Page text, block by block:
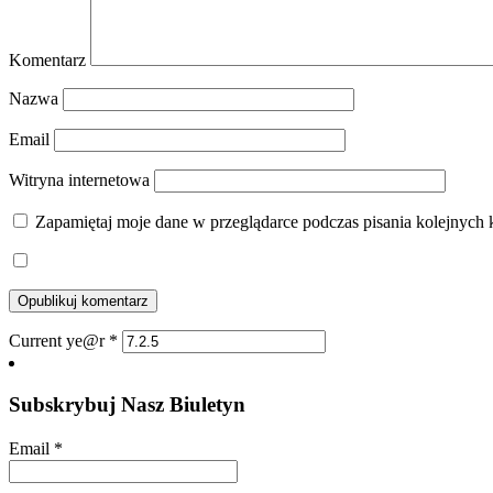
Komentarz
Nazwa
Email
Witryna internetowa
Zapamiętaj moje dane w przeglądarce podczas pisania kolejnych
Current ye@r *
Subskrybuj Nasz Biuletyn
Email *